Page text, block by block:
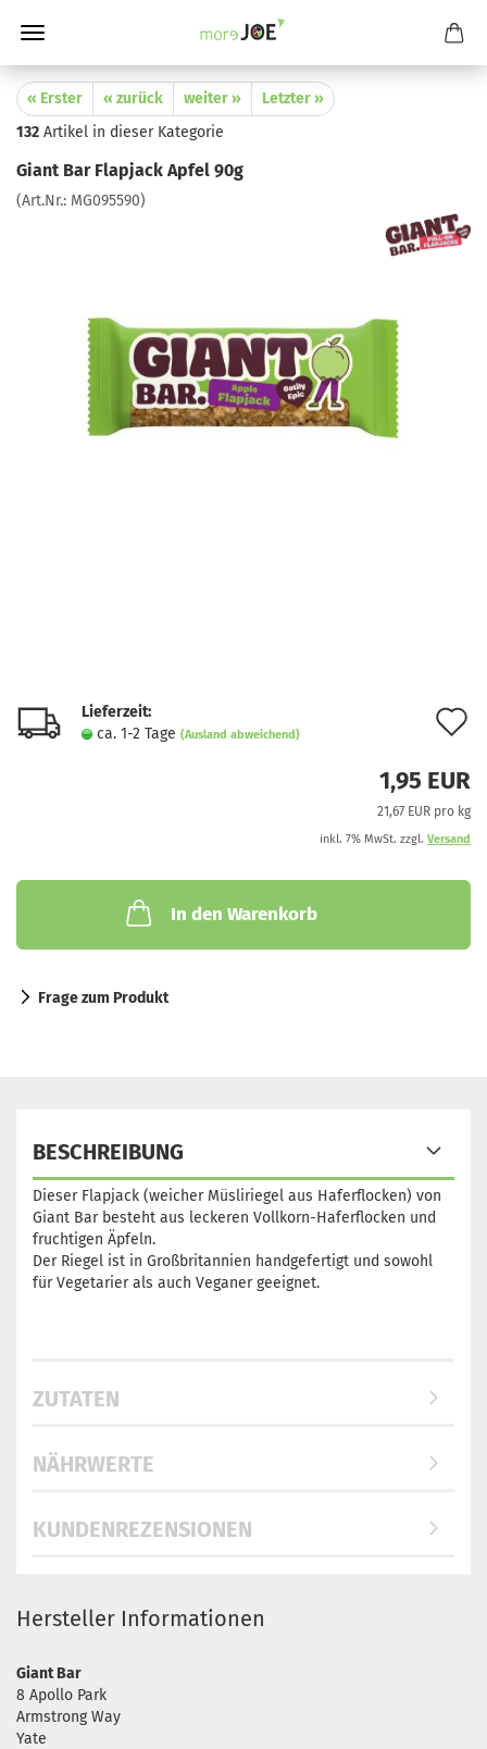
« Erster « zurück weiter »
Letzter »
132 Artikel in dieser Kategorie
Giant Bar Flapjack Apfel 90g
(Art.Nr.: MG095590)
Lieferzeit:
ca. 1-2 Tage (Ausland abweichend)
1,95 EUR
21,67 EUR pro kg
inkl. 7% MwSt. zzgl. Versand
In den Warenkorb
Frage zum Produkt
BESCHREIBUNG
Dieser Flapjack (weicher Müsliriegel aus Haferflocken) von
Giant Bar besteht aus leckeren Vollkorn-Haferflocken und
fruchtigen Äpfeln.
Der Riegel ist in Großbritannien handgefertigt und sowohl
für Vegetarier als auch Veganer geeignet.
ZUTATEN
NÄHRWERTE
KUNDENREZENSIONEN
Hersteller Informationen
Giant Bar
8 Apollo Park
Armstrong Way
Yate